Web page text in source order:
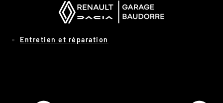
Panneau de gestion des cookies
Entretien et réparation